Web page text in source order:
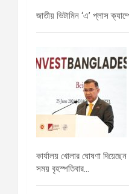
জাতীয় ভিটামিন ‘এ’ প্লাস
কার্যালয় খোলার ঘোষণা
সময় বৃহস্পতিবার…